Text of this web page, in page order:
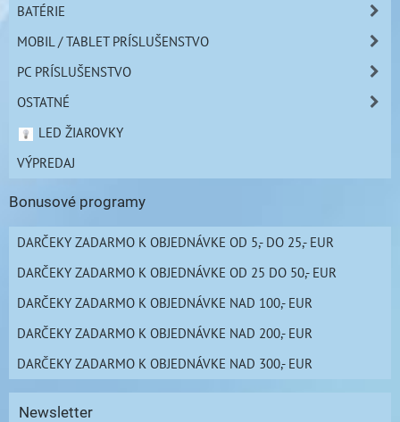
BATÉRIE
MOBIL / TABLET PRÍSLUŠENSTVO
PC PRÍSLUŠENSTVO
OSTATNÉ
LED ŽIAROVKY
VÝPREDAJ
Bonusové programy
DARČEKY ZADARMO K OBJEDNÁVKE OD 5,- DO 25,- EUR
DARČEKY ZADARMO K OBJEDNÁVKE OD 25 DO 50,- EUR
DARČEKY ZADARMO K OBJEDNÁVKE NAD 100,- EUR
DARČEKY ZADARMO K OBJEDNÁVKE NAD 200,- EUR
DARČEKY ZADARMO K OBJEDNÁVKE NAD 300,- EUR
Newsletter